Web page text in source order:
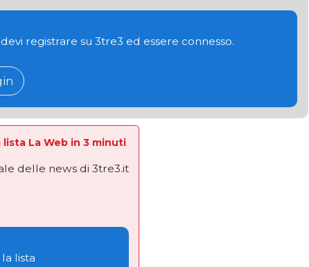
registrare su 3tre3 ed essere connesso.
La Web in 3 minuti
delle news di 3tre3.it
lista